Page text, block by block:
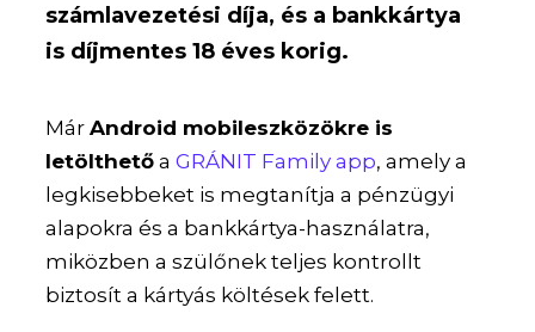
számlavezetési díja, és a bankkártya
is díjmentes 18 éves korig.
MárAndroid mobileszközökre is
letölthető aGRÁNIT Family app, amely a
legkisebbeket is megtanítja a pénzügyi
alapokra és a bankkártya-használatra,
miközben a szülőnek teljes kontrollt
biztosít a kártyás költések felett.